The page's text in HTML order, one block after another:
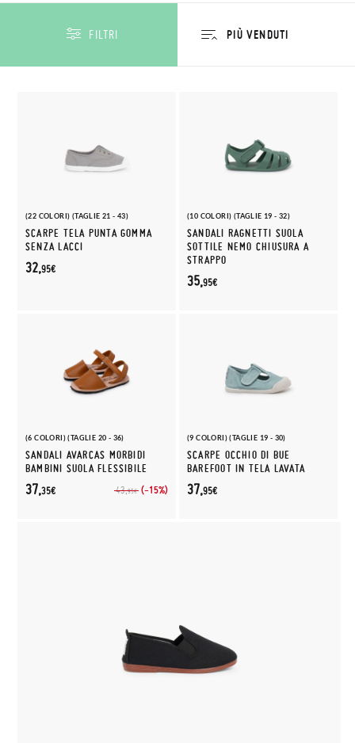
FILTRI
(22 COLORI) (TAGLIE 21 - 43)
SCARPE TELA PUNTA GOMMA
SENZA LACCI
32,95€
(10 COLORI) (TAGLIE 19 - 32)
SANDALI RAGNETTI SUOLA
SOTTILE NEMO CHIUSURA A
STRAPPO
35,95€
(6 COLORI) (TAGLIE 20 - 36)
SANDALI AVARCAS MORBIDI
BAMBINI SUOLA FLESSIBILE
43,95€ (-15%)
37,35€
(9 COLORI) (TAGLIE 19 - 30)
SCARPE OCCHIO DI BUE
BAREFOOT IN TELA LAVATA
37,95€